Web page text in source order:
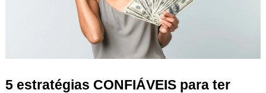
5 estratégias CONFIÁVEIS para ter